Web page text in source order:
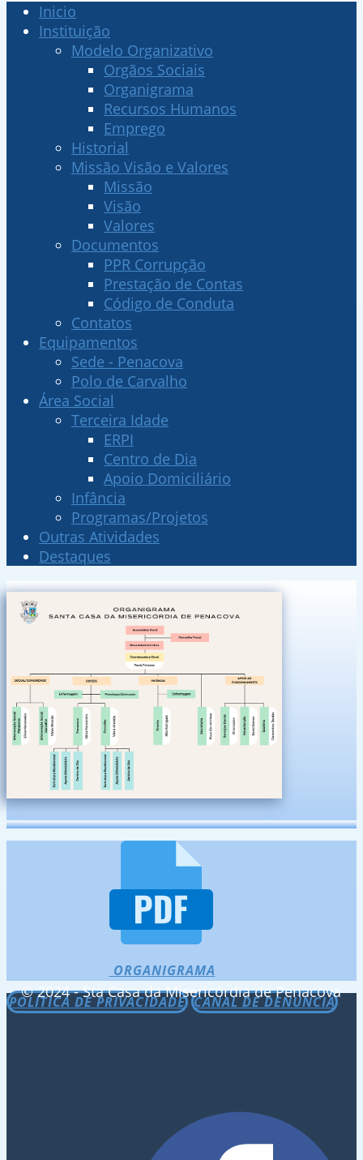
Inicio
Instituição
Modelo Organizativo
Orgãos Sociais
Organigrama
Recursos Humanos
Emprego
Historial
Missão Visão e Valores
Missão
Visão
Valores
Documentos
PPR Corrupção
Prestação de Contas
Código de Conduta
Contatos
Equipamentos
Sede - Penacova
Polo de Carvalho
Área Social
Terceira Idade
ERPI
Centro de Dia
Apoio Domiciliário
Infância
Programas/Projetos
Outras Atividades
Destaques
ORGANIGRAMA
POLÍTICA DE PRIVACIDADE CANAL DE DENÚNCIA
© 2024 - Sta Casa da Misericórdia de Penacova